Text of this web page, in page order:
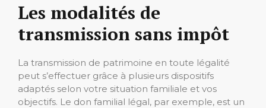
Les modalités de
transmission sans impôt
La transmission de patrimoine en toute légalité
peut s’effectuer grâce à plusieurs dispositifs
adaptés selon votre situation familiale et vos
objectifs. Le don familial légal, par exemple, est un